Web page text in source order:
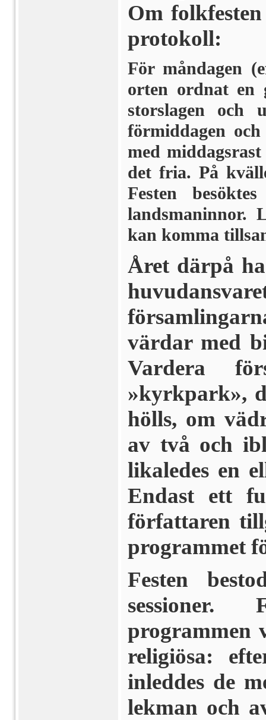
Om
protokoll:
För måndagen
orten ordnat en
storslagen och
förmiddagen
med
det fria. På
Festen
landsmaninnor.
kan komma
Året därpå
värdar med
Vardera
»kyrkpark»,
hölls, om
av två och
likaledes en
Endast ett
författaren
programmet
Festen
sessioner.
programmen
religiösa:
inleddes de
lekman och